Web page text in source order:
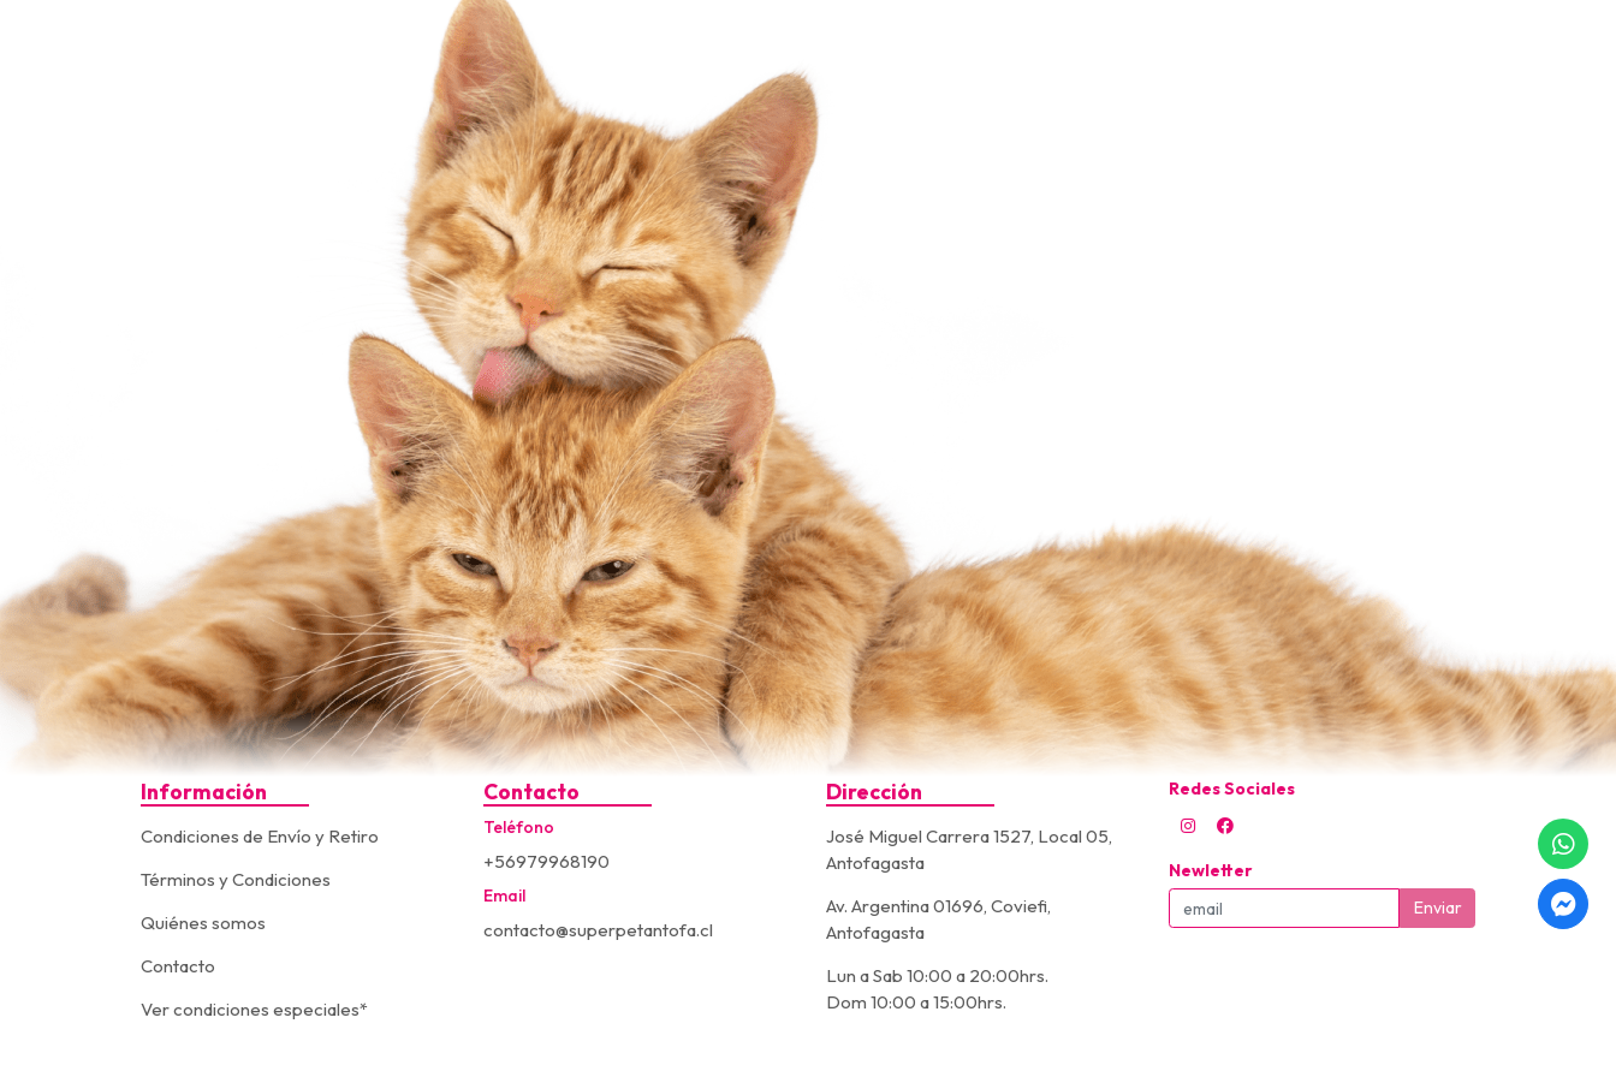
Información
Condiciones de Envío y Retiro
Términos y Condiciones
Quiénes somos
Contacto
Ver condiciones especiales*
Contacto
Teléfono
+56979968190
Email
contacto@superpetantofa.cl
Dirección
José Miguel Carrera 1527, Local 05,
Antofagasta
Av. Argentina 01696, Coviefi,
Antofagasta
Lun a Sab 10:00 a 20:00hrs.
Dom 10:00 a 15:00hrs.
Redes Sociales
Newletter
Enviar